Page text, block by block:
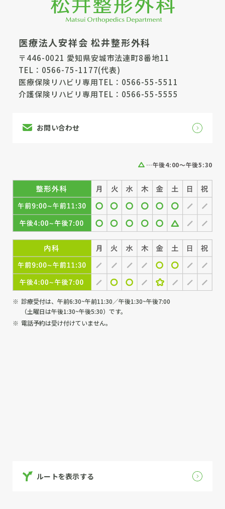
医療法人安祥会 松井整形外科
〒446-0021 愛知県安城市法連町8番地11
TEL： 0566-75-1177(代表)
医療保険リハビリ専用TEL： 0566-55-5511
介護保険リハビリ専用TEL： 0566-55-5555
お問い合わせ
…午後4:00～午後5:30
診療受付は、午前6:30~午前11:30／午後1:30~午後7:00
（土曜日は午後1:30~午後5:30）です。
電話予約は受け付けていません。
ルートを表示する